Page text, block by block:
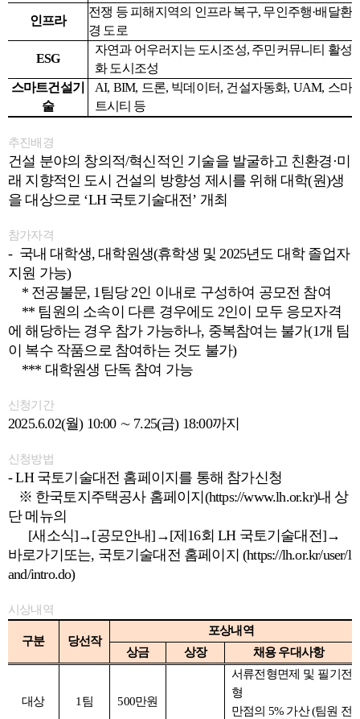
인프라
전쟁 등 피해지역의 인프라 복구, 무인주행·배달환
경 도로
ESG
자연과 어우러지는 도시조성, 주민커뮤니티 활성
화 도시조성
스마트건설기
술
AI, BIM, 드론, 빅데이터, 건설자동화, UAM, 스마
트시티 등
추진배경
건설 분야의 창의적/혁신적인 기술을 발굴하고 친환경·미
래 지향적인 도시 건설의 방향성 제시를 위해 대학(원)생
을 대상으로 ‘LH 국토기술대전’ 개최
참가자격
- 국내 대학생, 대학원생(휴학생 및 2025년도 대학 졸업자
지원 가능)
* 전공불문, 1팀당 2인 이내로 구성하여 공모전 참여
** 팀원의 소속이 다른 경우에도 2인이 모두 응모자격
에 해당하는 경우 참가 가능하나, 중복참여는 불가(1개 팀
이 복수 작품으로 참여하는 것도 불가)
*** 대학원생 단독 참여 가능
신청기간
2025.6.02(월) 10:00 ∼ 7.25(금) 18:00까지
신청방법
- LH 국토기술대전 홈페이지를 통해 참가신청
※ 한국토지주택공사 홈페이지(https://www.lh.or.kr)내 상
단 메뉴의
[새소식]→[공모안내]→[제16회 LH 국토기술대전]→
바로가기또는, 국토기술대전 홈페이지 (https://lh.or.kr/user/l
and/intro.do)
시상내역
구분 당선작
포상내역
상금
상장 채용 우대사항
대상 1 팀 500만원
서류전형면제 및 필기전
형
만점의 5% 가산 (팀원 전